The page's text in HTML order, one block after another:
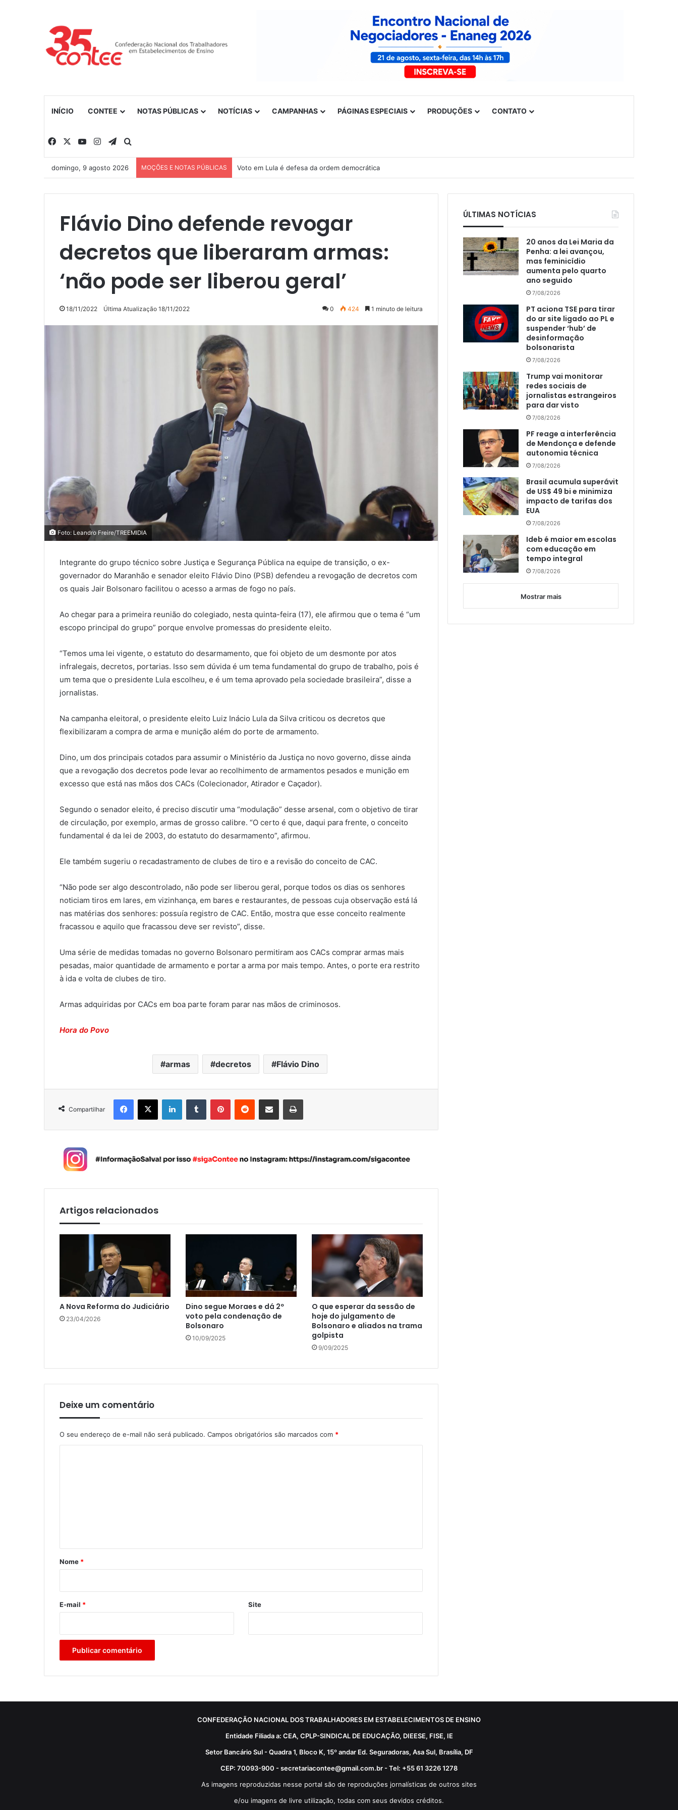
INÍCIO CONTEE NOTAS PÚBLICAS NOTÍCIAS CAMPANHAS PÁGINAS ESPECIAIS PRODUÇÕES CONTATO
Facebook YouTubeInstagramTelegram
domingo, 9 agosto 2026 MOÇÕES E NOTAS PÚBLICAS Voto em Lula é defesa da ordem democrática
Flávio Dino defende revogar
decretos que liberaram armas:
‘não pode ser liberou geral’
18/11/2022 Última Atualização 18/11/2022 0 424 1 minuto de leitura
Foto: Leandro Freire/TREEMIDIA
Integrante do grupo técnico sobre Justiça e Segurança Pública na equipe de transição, o ex-
governador do Maranhão e senador eleito Flávio Dino (PSB) defendeu a revogação de decretos com
os quais Jair Bolsonaro facilitou o acesso a armas de fogo no país.
Ao chegar para a primeira reunião do colegiado, nesta quinta-feira (17), ele afirmou que o tema é “um
escopo principal do grupo” porque envolve promessas do presidente eleito.
“Temos uma lei vigente, o estatuto do desarmamento, que foi objeto de um desmonte por atos
infralegais, decretos, portarias. Isso sem dúvida é um tema fundamental do grupo de trabalho, pois é
um tema que o presidente Lula escolheu, e é um tema aprovado pela sociedade brasileira”, disse a
jornalistas.
Na campanha eleitoral, o presidente eleito Luiz Inácio Lula da Silva criticou os decretos que
flexibilizaram a compra de arma e munição além do porte de armamento.
Dino, um dos principais cotados para assumir o Ministério da Justiça no novo governo, disse ainda
que a revogação dos decretos pode levar ao recolhimento de armamentos pesados e munição em
excesso que está nas mãos dos CACs (Colecionador, Atirador e Caçador).
Segundo o senador eleito, é preciso discutir uma “modulação” desse arsenal, com o objetivo de tirar
de circulação, por exemplo, armas de grosso calibre. “O certo é que, daqui para frente, o conceito
fundamental é da lei de 2003, do estatuto do desarmamento”, afirmou.
Ele também sugeriu o recadastramento de clubes de tiro e a revisão do conceito de CAC.
“Não pode ser algo descontrolado, não pode ser liberou geral, porque todos os dias os senhores
noticiam tiros em lares, em vizinhança, em bares e restaurantes, de pessoas cuja observação está lá
nas matérias dos senhores: possuía registro de CAC. Então, mostra que esse conceito realmente
fracassou e aquilo que fracassou deve ser revisto”, disse.
Uma série de medidas tomadas no governo Bolsonaro permitiram aos CACs comprar armas mais
pesadas, maior quantidade de armamento e portar a arma por mais tempo. Antes, o porte era restrito
à ida e volta de clubes de tiro.
Armas adquiridas por CACs em boa parte foram parar nas mãos de criminosos.
Hora do Povo
armas decretos Flávio Dino
Compartilhar
Artigos relacionados
A Nova Reforma do Judiciário
23/04/2026
Dino segue Moraes e dá 2º
voto pela condenação de
Bolsonaro
10/09/2025
O que esperar da sessão de
hoje do julgamento de
Bolsonaro e aliados na trama
golpista
9/09/2025
Deixe um comentário
O seu endereço de e-mail não será publicado. Campos obrigatórios são marcados com *
r
*
Nome *
E-mail * Site
ÚLTIMAS NOTÍCIAS
20 anos da Lei Maria da
Penha: a lei avançou,
mas feminicídio
aumenta pelo quarto
ano seguido
7/08/2026
PT aciona TSE para tirar
do ar site ligado ao PL e
suspender ‘hub’ de
desinformação
bolsonarista
7/08/2026
Trump vai monitorar
redes sociais de
jornalistas estrangeiros
para dar visto
7/08/2026
PF reage a interferência
de Mendonça e defende
autonomia técnica
7/08/2026
Brasil acumula superávit
de US$ 49 bi e minimiza
impacto de tarifas dos
EUA
7/08/2026
Ideb é maior em escolas
com educação em
tempo integral
7/08/2026
Mostrar mais
CONFEDERAÇÃO NACIONAL DOS TRABALHADORES EM ESTABELECIMENTOS DE ENSINO
Entidade Filiada a: CEA, CPLP-SINDICAL DE EDUCAÇÃO, DIEESE, FISE, IE
Setor Bancário Sul - Quadra 1, Bloco K, 15º andar Ed. Seguradoras, Asa Sul, Brasília, DF
CEP: 70093-900 - secretariacontee@gmail.com.br - Tel: +55 61 3226 1278
As imagens reproduzidas nesse portal são de reproduções jornalísticas de outros sites
e/ou imagens de livre utilização, todas com seus devidos créditos.